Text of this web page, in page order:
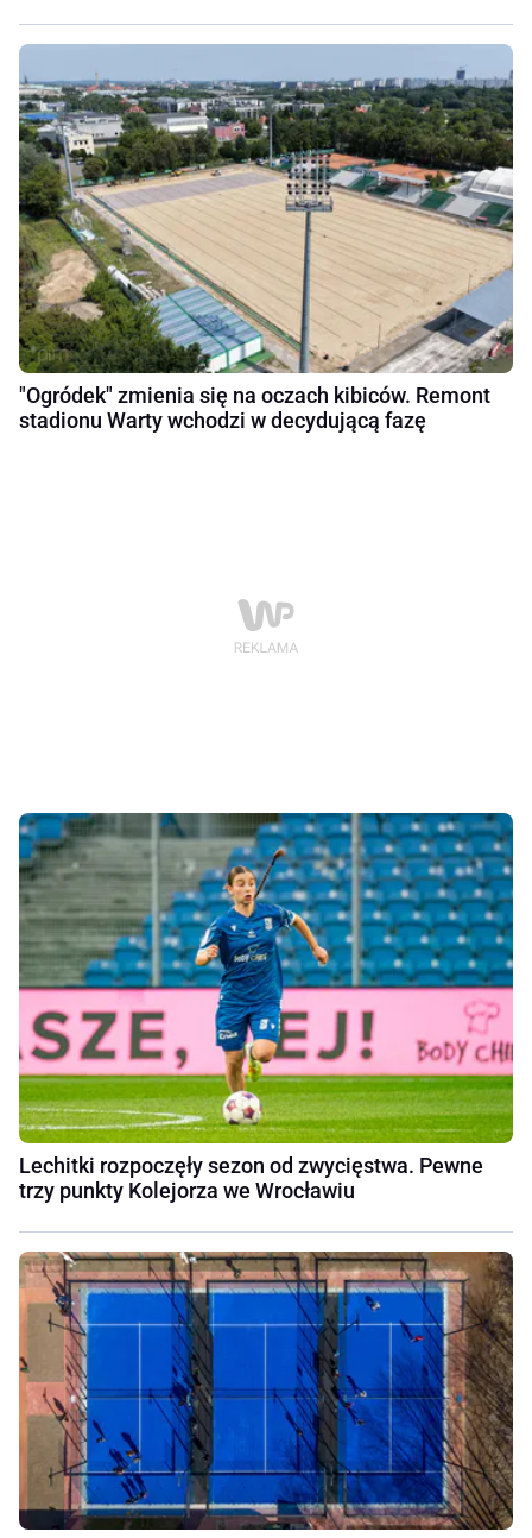
"Ogródek" zmienia się na oczach kibiców. Remont
stadionu Warty wchodzi w decydującą fazę
Lechitki rozpoczęły sezon od zwycięstwa. Pewne
trzy punkty Kolejorza we Wrocławiu